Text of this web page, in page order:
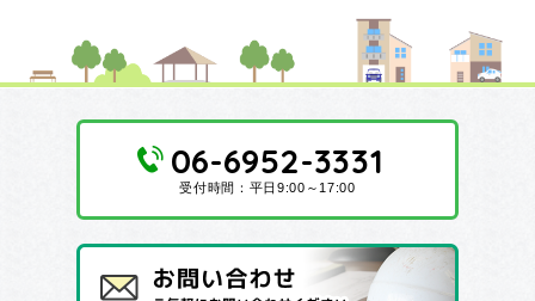
06-6952-3331
受付時間：平日9:00～17:00